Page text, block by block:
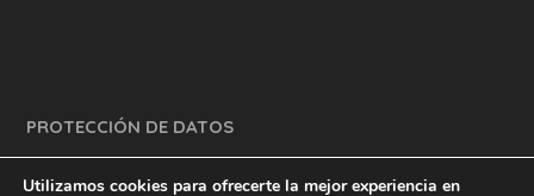
PROTECCIÓN DE DATOS
Utilizamos cookies para ofrecerte la mejor experiencia en